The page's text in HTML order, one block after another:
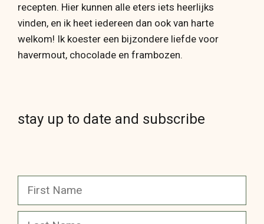
recepten. Hier kunnen alle eters iets heerlijks
vinden, en ik heet iedereen dan ook van harte
welkom! Ik koester een bijzondere liefde voor
havermout, chocolade en frambozen.
stay up to date and subscribe